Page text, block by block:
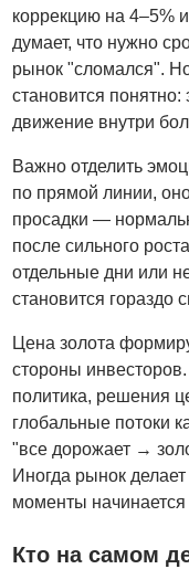
коррекцию на 4–5%
думает, что нужно
рынок "сломался".
становится
движение внутри
Важно отделить
по прямой линии,
просадки —
после сильного
отдельные дни или
становится гораздо
Цена золота
стороны
политика, решения
глобальные потоки
"все дорожает →
Иногда рынок
моменты
Кто на самом